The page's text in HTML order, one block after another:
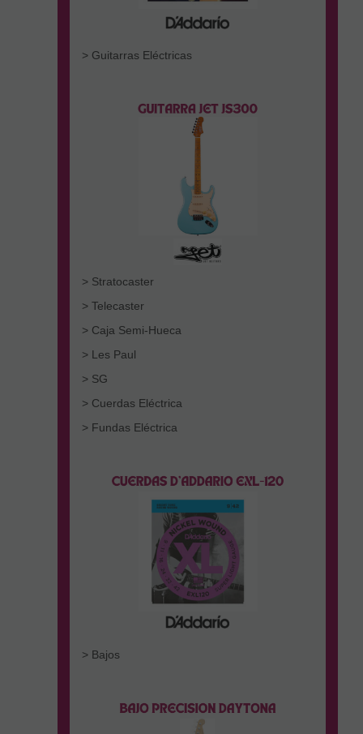
> Guitarras Eléctricas
> Stratocaster
> Telecaster
> Caja Semi-Hueca
> Les Paul
> SG
> Cuerdas Eléctrica
> Fundas Eléctrica
> Bajos